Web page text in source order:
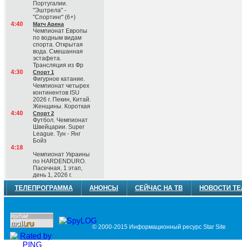
Португалии.
"Эштрела" -
"Спортинг" (6+)
4:40
Матч Арена
Чемпионат Европы
по водным видам
спорта. Открытая
вода. Смешанная
эстафета.
Трансляция из Фр
4:30
Спорт 1
Фигурное катание.
Чемпионат четырех
континентов ISU
2026 г. Пекин, Китай.
Женщины. Короткая
4:40
Спорт 2
Футбол. Чемпионат
Швейцарии. Super
League. Тун - Янг
Бойз
4:18
Чемпионат Украины
по HARDENDURO.
Пасечная, 1 этап,
день 1, 2026 г.
ТЕЛЕПРОГРАММА АНОНСЫ СЕЙЧАС НА ТВ НОВОСТИ
© 2000-2015 Информационный ресурс Star Site